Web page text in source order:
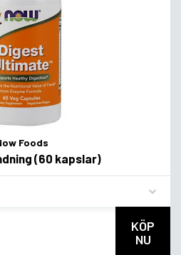
Foods
(60 kapslar)
KÖP
NU